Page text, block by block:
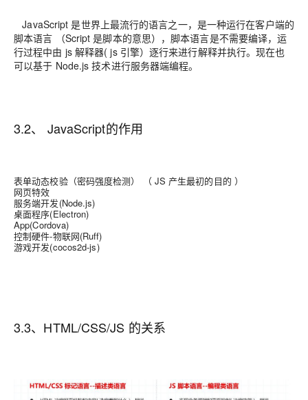
JavaScript 是世界上最流行的语言之一，是一种运行在客户端的
脚本语言 （Script 是脚本的意思），脚本语言是不需要编译，运
行过程中由 js 解释器( js 引擎）逐行来进行解释并执行。现在也
可以基于 Node.js 技术进行服务器端编程。
3.2、 JavaScript的作用
表单动态校验（密码强度检测） （ JS 产生最初的目的 ）
网页特效
服务端开发(Node.js)
桌面程序(Electron)
App(Cordova)
控制硬件-物联网(Ruff)
游戏开发(cocos2d-js)
3.3、HTML/CSS/JS 的关系